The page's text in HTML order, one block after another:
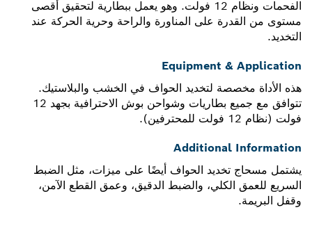
الفحمات ونظام 12 فولت. وهو يعمل ببطارية لتحقيق أقصى
مستوى من القدرة على المناورة والراحة وحرية الحركة عند
التخديد.
Equipment & Application
هذه الأداة مخصصة لتخديد الحواف في الخشب والبلاستيك.
تتوافق مع جميع بطاريات وشواحن بوش الاحترافية بجهد 12
فولت (نظام 12 فولت للمحترفين).
Additional Information
يشتمل مسحاج تخديد الحواف أيضًا على ميزات، مثل الضبط
السريع للعمق الكلي، والضبط الدقيق، وعمق القطع الآمن،
وقفل البريمة.